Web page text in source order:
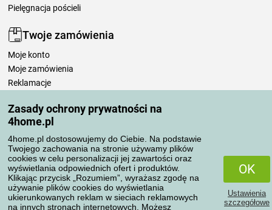
Zasady ochrony prywatności na
4home.pl
4home.pl dostosowujemy do Ciebie. Na podstawie
Twojego zachowania na stronie używamy plików
cookies w celu personalizacji jej zawartości oraz
wyświetlania odpowiednich ofert i produktów.
Klikając przycisk „Rozumiem”, wyrażasz zgodę na
używanie plików cookies do wyświetlania
ukierunkowanych reklam w sieciach reklamowych
na innych stronach internetowych. Możesz
OK
Ustawienia
szczegółowe
Pielęgnacja pościeli
Twoje zamówienia
Moje konto
Moje zamówienia
Reklamacje
Zasady przetwarzania recenzji
Sposoby transportu
Metody płatności